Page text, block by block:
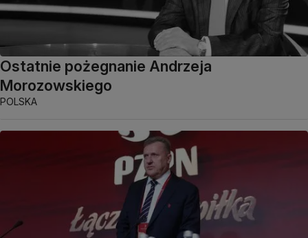
Ostatnie pożegnanie Andrzeja
Morozowskiego
POLSKA